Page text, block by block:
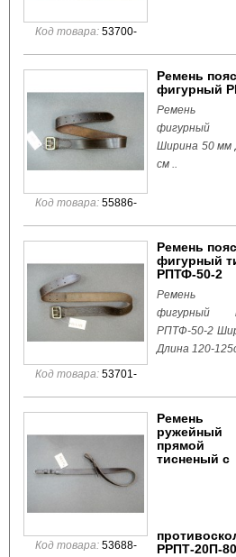
Код товара: 53700-
Код товара: 55886-
Ремень
фигурный
Ремень
фигурный
Ширина 50 мм
см ..
Код товара: 53701-
Ремень
фигурный
РПТФ-50-2
Ремень
фигурный
РПТФ-50-2
Длина 120-
Код товара: 53688-
Ремень
ружейный
прямой
тисненый c
РРПТ-20П-